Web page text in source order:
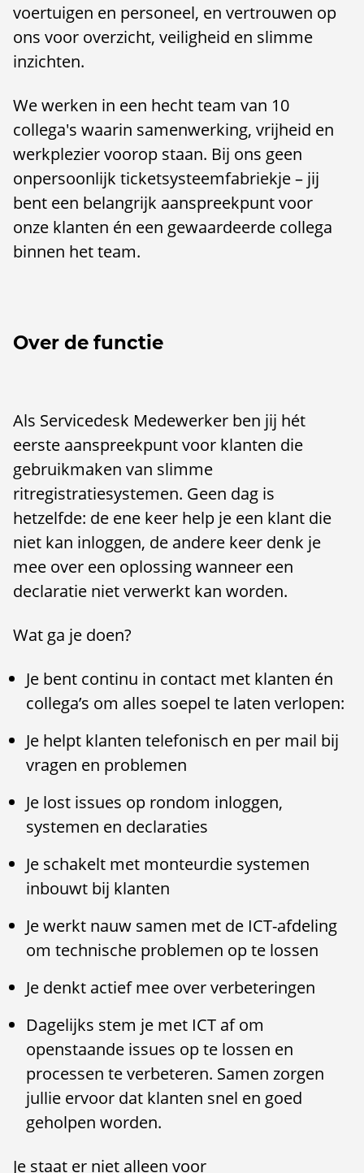
voertuigen en personeel, en vertrouwen op
ons voor overzicht, veiligheid en slimme
inzichten.
We werken in een hecht team van 10
collega's waarin samenwerking, vrijheid en
werkplezier voorop staan. Bij ons geen
onpersoonlijk ticketsysteemfabriekje – jij
bent een belangrijk aanspreekpunt voor
onze klanten én een gewaardeerde collega
binnen het team.
Over de functie
Als Servicedesk Medewerker ben jij hét
eerste aanspreekpunt voor klanten die
gebruikmaken van slimme
ritregistratiesystemen. Geen dag is
hetzelfde: de ene keer help je een klant die
niet kan inloggen, de andere keer denk je
mee over een oplossing wanneer een
declaratie niet verwerkt kan worden.
Wat ga je doen?
Je bent continu in contact met klanten én
collega’s om alles soepel te laten verlopen:
Je helpt klanten telefonisch en per mail bij
vragen en problemen
Je lost issues op rondom inloggen,
systemen en declaraties
Je schakelt met monteurdie systemen
inbouwt bij klanten
Je werkt nauw samen met de ICT-afdeling
om technische problemen op te lossen
Je denkt actief mee over verbeteringen
Dagelijks stem je met ICT af om
openstaande issues op te lossen en
processen te verbeteren. Samen zorgen
jullie ervoor dat klanten snel en goed
geholpen worden.
Je staat er niet alleen voor